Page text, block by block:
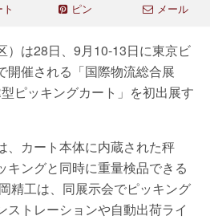
ピン メール
）は28日、9月10‐13日に東京ビ
開催される「国際物流総合展
ピッキングカート」を初出展す
、カート本体に内蔵された秤
キングと同時に重量検品できる
精工は、同展示会でピッキング
ストレーションや自動出荷ライ